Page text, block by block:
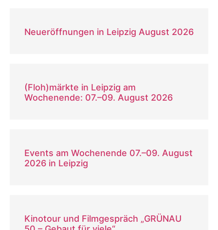
Neueröffnungen in Leipzig August 2026
(Floh)märkte in Leipzig am
Wochenende: 07.–09. August 2026
Events am Wochenende 07.–09. August
2026 in Leipzig
Kinotour und Filmgespräch „GRÜNAU